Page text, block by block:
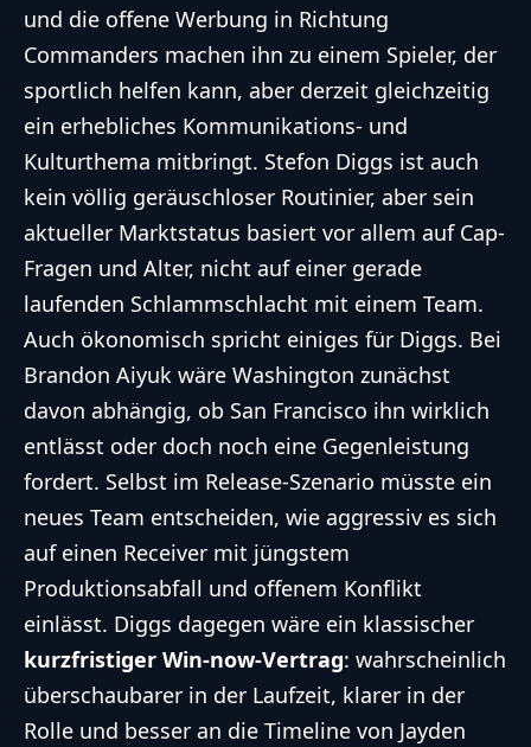
und die offene Werbung in Richtung
Commanders machen ihn zu einem Spieler, der
sportlich helfen kann, aber derzeit gleichzeitig
ein erhebliches Kommunikations- und
Kulturthema mitbringt. Stefon Diggs ist auch
kein völlig geräuschloser Routinier, aber sein
aktueller Marktstatus basiert vor allem auf Cap-
Fragen und Alter, nicht auf einer gerade
laufenden Schlammschlacht mit einem Team.
Auch ökonomisch spricht einiges für Diggs. Bei
Brandon Aiyuk wäre Washington zunächst
davon abhängig, ob San Francisco ihn wirklich
entlässt oder doch noch eine Gegenleistung
fordert. Selbst im Release-Szenario müsste ein
neues Team entscheiden, wie aggressiv es sich
auf einen Receiver mit jüngstem
Produktionsabfall und offenem Konflikt
einlässt. Diggs dagegen wäre ein klassischer
kurzfristiger Win-now-Vertrag: wahrscheinlich
überschaubarer in der Laufzeit, klarer in der
Rolle und besser an die Timeline von Jayden